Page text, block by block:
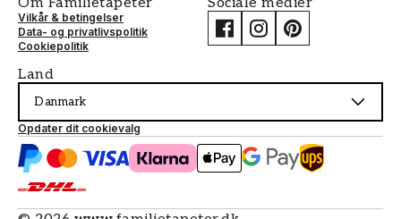
Vilkår & betingelser
Data- og privatlivspolitik
Cookiepolitik
Land
Danmark
Opdater dit cookievalg